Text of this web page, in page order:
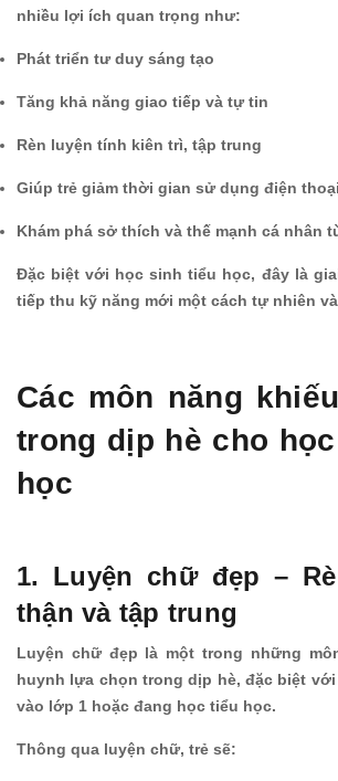
nhiều lợi ích quan trọng như:
Phát triển tư duy sáng tạo
Tăng khả năng giao tiếp và tự tin
Rèn luyện tính kiên trì, tập trung
Giúp trẻ giảm thời gian sử dụng điện
Khám phá sở thích và thế mạnh cá nhân
Đặc biệt với học sinh tiểu học, đây là
tiếp thu kỹ năng mới một cách tự nhiên
Các môn năng
trong dịp hè cho
học
1. Luyện chữ đẹp –
thận và tập trung
Luyện chữ đẹp là một trong những
huynh lựa chọn trong dịp hè, đặc biệt
vào lớp 1 hoặc đang học tiểu học.
Thông qua luyện chữ, trẻ sẽ: